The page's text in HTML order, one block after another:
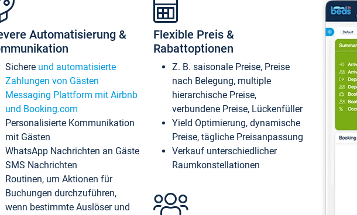
Automatisierung &
Sichere und automatisierte
Zahlungen von Gästen
Messaging Plattform mit Airbnb
und Booking.com
Personalisierte Kommunikation
mit Gästen
WhatsApp Nachrichten an Gäste
SMS Nachrichten
Routinen, um Aktionen für
Buchungen durchzuführen,
wenn bestimmte Auslöser und
Flexible Preis &
Rabattoptionen
Z. B. saisonale Preise, Preise
nach Belegung, multiple
hierarchische Preise,
verbundene Preise, Lückenfüller
Yield Optimierung, dynamische
Preise, tägliche Preisanpassung
Verkauf unterschiedlicher
Raumkonstellationen